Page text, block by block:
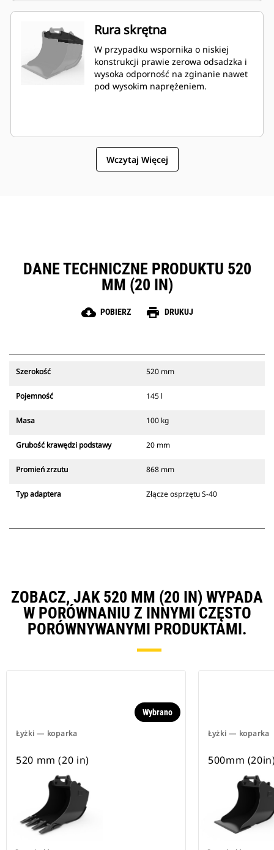
Rura skrętna
W przypadku wspornika o niskiej
konstrukcji prawie zerowa odsadzka i
wysoka odporność na zginanie nawet
pod wysokim naprężeniem.
Wczytaj Więcej
DANE TECHNICZNE PRODUKTU 520
MM (20 IN)
cloud_download POBIERZ print DRUKUJ
Szerokość 520 mm
Pojemność 145 l
Masa 100 kg
Grubość krawędzi podstawy 20 mm
Promień zrzutu 868 mm
Typ adaptera Złącze osprzętu S-40
ZOBACZ, JAK 520 MM (20 IN) WYPADA
W PORÓWNANIU Z INNYMI CZĘSTO
PORÓWNYWANYMI PRODUKTAMI.
Łyżki — koparka
Wybrano
520 mm (20 in)
Łyżki — koparka
500mm